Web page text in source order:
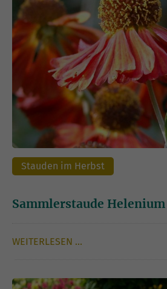
Stauden im Herbst
Sammlerstaude Helenium
WEITERLESEN …